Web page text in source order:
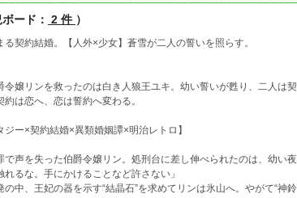
ボード： 2 件 ）
る契約結婚。【人外×少女】蒼雪が二人の誓いを照らす。
令嬢リンを救ったのは白き人狼王ユキ。幼い誓いが甦り、二人は
は恋へ、恋は誓約へ変わる。
ジー×契約結婚×異類婚姻譚×明治レトロ】
で声を失った伯爵令嬢リン。処刑台に差し伸べられたのは、幼い
れるな。手にかけることなど許さない」
の中、王妃の器を示す“結晶石”を求めてリンは氷山へ。やがて“神